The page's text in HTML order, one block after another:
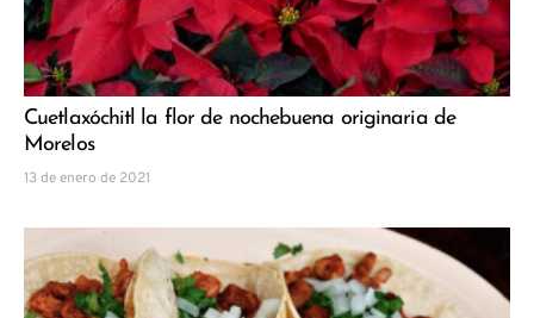
Cuetlaxóchitl la flor de nochebuena originaria de
Morelos
13 de enero de 2021